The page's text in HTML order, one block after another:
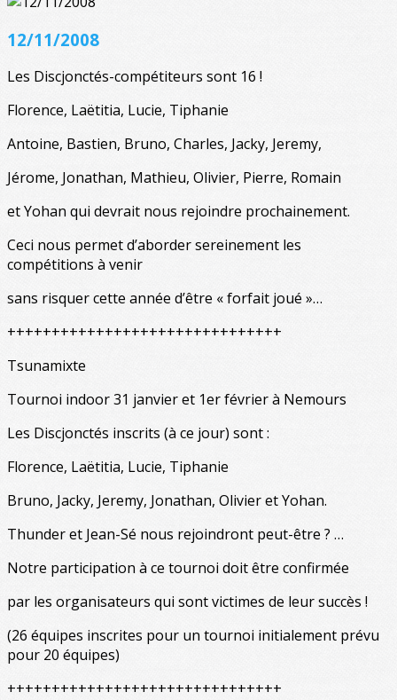
12/11/2008
Les Discjonctés-compétiteurs sont 16 !
Florence, Laëtitia, Lucie, Tiphanie
Antoine, Bastien, Bruno, Charles, Jacky, Jeremy,
Jérome, Jonathan, Mathieu, Olivier, Pierre, Romain
et Yohan qui devrait nous rejoindre prochainement.
Ceci nous permet d’aborder sereinement les
compétitions à venir
sans risquer cette année d’être « forfait joué »…
+++++++++++++++++++++++++++++++
Tsunamixte
Tournoi indoor 31 janvier et 1er février à Nemours
Les Discjonctés inscrits (à ce jour) sont :
Florence, Laëtitia, Lucie, Tiphanie
Bruno, Jacky, Jeremy, Jonathan, Olivier et Yohan.
Thunder et Jean-Sé nous rejoindront peut-être ? …
Notre participation à ce tournoi doit être confirmée
par les organisateurs qui sont victimes de leur succès !
(26 équipes inscrites pour un tournoi initialement prévu
pour 20 équipes)
+++++++++++++++++++++++++++++++